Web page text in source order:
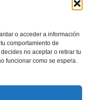
o acceder a información
comportamiento de
no aceptar o retirar tu
funcionar como se espera.
la voz de quienes
con la
y promover la
noticias claras,